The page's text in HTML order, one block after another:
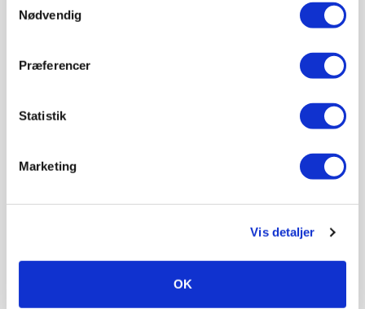
Nødvendig
Præferencer
Statistik
Marketing
Vis detaljer
OK
Damsbovej 11, 5492 Vissenbjerg
Øvrige artikler fra
Väderstad ApS (22)